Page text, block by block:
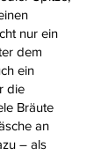
nur ein
dem
ein
die
Bräute
an
– als